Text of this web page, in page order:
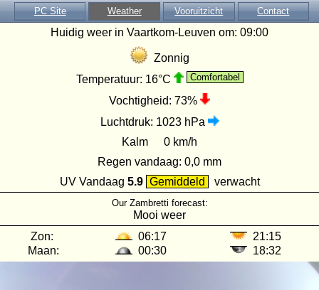
PC Site Weather Vooruitzicht Contact
Huidig weer in Vaartkom-Leuven om: 09:00
Zonnig
Temperatuur: 16°C Comfortabel
Vochtigheid: 73%
Luchtdruk: 1023 hPa
Kalm
0 km/h
Regen vandaag: 0,0 mm
UV Vandaag 5.9 Gemiddeld verwacht
Our Zambretti forecast:
Mooi weer
Zon:
06:17
21:15
Maan:
00:30 18:32